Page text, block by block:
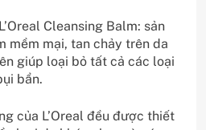
Cleansing Balm: sản
mềm mại, tan chảy trên da
giúp loại bỏ tất cả các loại
bẩn.
của L’Oreal đều được thiết